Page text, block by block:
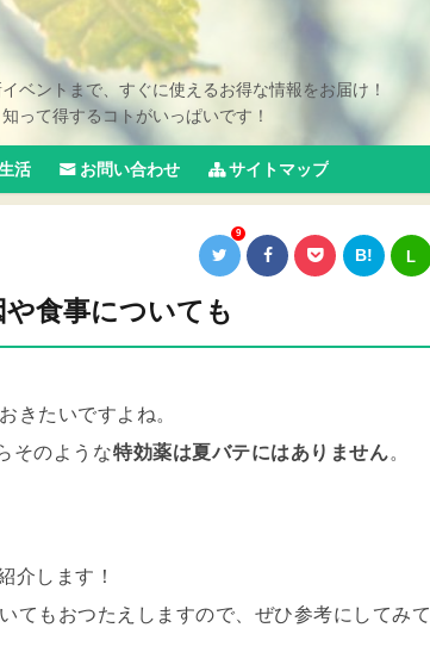
ベントまで、すぐに使えるお得な情報をお届け！
って得するコトがいっぱいです！
活 お問い合わせ サイトマップ
9
B! L
食事についても
きたいですよね。
そのような特効薬は夏バテにはありません。
介します！
てもおつたえしますので、ぜひ参考にしてみて